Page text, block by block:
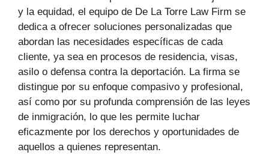
y la equidad, el equipo de De La Torre Law Firm se
dedica a ofrecer soluciones personalizadas que
abordan las necesidades específicas de cada
cliente, ya sea en procesos de residencia, visas,
asilo o defensa contra la deportación. La firma se
distingue por su enfoque compasivo y profesional,
así como por su profunda comprensión de las leyes
de inmigración, lo que les permite luchar
eficazmente por los derechos y oportunidades de
aquellos a quienes representan.